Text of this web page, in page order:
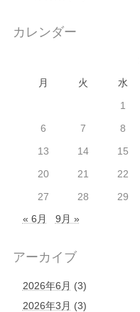
カレンダー
月
火 水
1
6
7 8
13
14 15
20
21 22
27
28 29
« 6月
9月 »
アーカイブ
2026年6月 (3)
2026年3月 (3)